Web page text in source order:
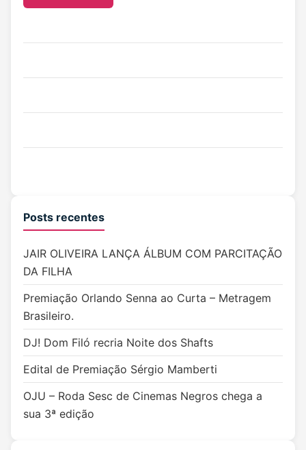
Posts recentes
JAIR OLIVEIRA LANÇA ÁLBUM COM PARCITAÇÃO
DA FILHA
Premiação Orlando Senna ao Curta – Metragem
Brasileiro.
DJ! Dom Filó recria Noite dos Shafts
Edital de Premiação Sérgio Mamberti
OJU – Roda Sesc de Cinemas Negros chega a
sua 3ª edição